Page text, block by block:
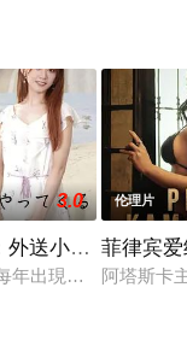
当瑠美得知升因妻
3.0
外送小姐的魔性救
年出現的神秘風俗娘
伦理片
菲律宾
阿塔斯卡